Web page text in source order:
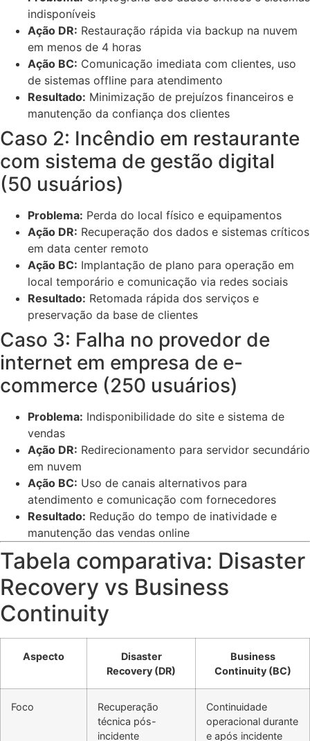
indisponíveis
Ação DR: Restauração rápida via backup na nuvem
em menos de 4 horas
Ação BC: Comunicação imediata com clientes, uso
de sistemas offline para atendimento
Resultado: Minimização de prejuízos financeiros e
manutenção da confiança dos clientes
Caso 2: Incêndio em restaurante
com sistema de gestão digital
(50 usuários)
Problema: Perda do local físico e equipamentos
Ação DR: Recuperação dos dados e sistemas críticos
em data center remoto
Ação BC: Implantação de plano para operação em
local temporário e comunicação via redes sociais
Resultado: Retomada rápida dos serviços e
preservação da base de clientes
Caso 3: Falha no provedor de
internet em empresa de e-
commerce (250 usuários)
Problema: Indisponibilidade do site e sistema de
vendas
Ação DR: Redirecionamento para servidor secundário
em nuvem
Ação BC: Uso de canais alternativos para
atendimento e comunicação com fornecedores
Resultado: Redução do tempo de inatividade e
manutenção das vendas online
Tabela comparativa: Disaster
Recovery vs Business
Continuity
Aspecto
Disaster
Recovery (DR)
Business
Continuity (BC)
Foco
Recuperação
técnica pós-
incidente
Continuidade
operacional durante
e após incidente